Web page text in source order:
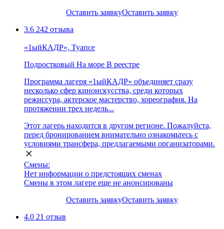
Оставить заявкуОставить заявку
3.6 242 отзыва
«1ыйКАДР», Туапсе
Подростковый На море В реестре
Программа лагеря «1ыйКАДР» объединяет сразу
несколько сфер киноискусства, среди которых
режиссура, актерское мастерство, хореография. На
протяжении трех недель...
Этот лагерь находится в другом регионе. Пожалуйста,
перед бронированием внимательно ознакомьтесь с
условиями трансфера, предлагаемыми организаторами.
Смены:
Нет информации о предстоящих сменах
Смены в этом лагере еще не анонсированы
Оставить заявкуОставить заявку
4.0 21 отзыв